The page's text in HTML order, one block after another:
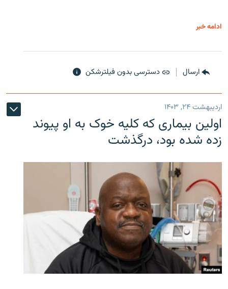
ادامه خبر
ارسال دسترسی بدون فیلترشکن
اردیبهشت ۲۴, ۱۴۰۳
اولین بیماری که کلیه خوک به او پیوند
زده شده بود، درگذشت